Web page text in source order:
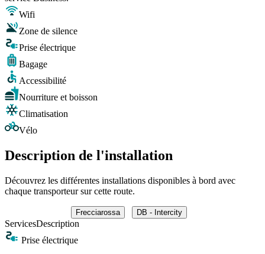
Wifi
Zone de silence
Prise électrique
Bagage
Accessibilité
Nourriture et boisson
Climatisation
Vélo
Description de l'installation
Découvrez les différentes installations disponibles à bord avec
chaque transporteur sur cette route.
Frecciarossa DB - Intercity
ServicesDescription
Prise électrique